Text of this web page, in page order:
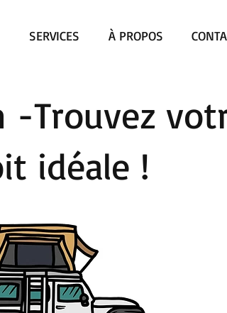
SERVICES À PROPOS
-Trouvez
idéale !